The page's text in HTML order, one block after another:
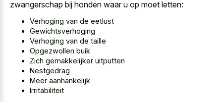
zwangerschap bij honden waar u op moet letten:
Verhoging van de eetlust
Gewichtsverhoging
Verhoging van de taille
Opgezwollen buik
Zich gemakkelijker uitputten
Nestgedrag
Meer aanhankelijk
Irritabiliteit